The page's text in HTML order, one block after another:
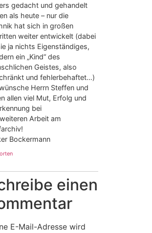
gedacht und gehandelt
als heute – nur die
hat sich in großen
weiter entwickelt (dabei
ja nichts Eigenständiges,
ein „Kind“ des
Geistes, also
und fehlerbehaftet…)
Herrn Steffen und
allen viel Mut, Erfolg und
bei
Arbeit am
Bockermann
einen
E-Mail-Adresse wird